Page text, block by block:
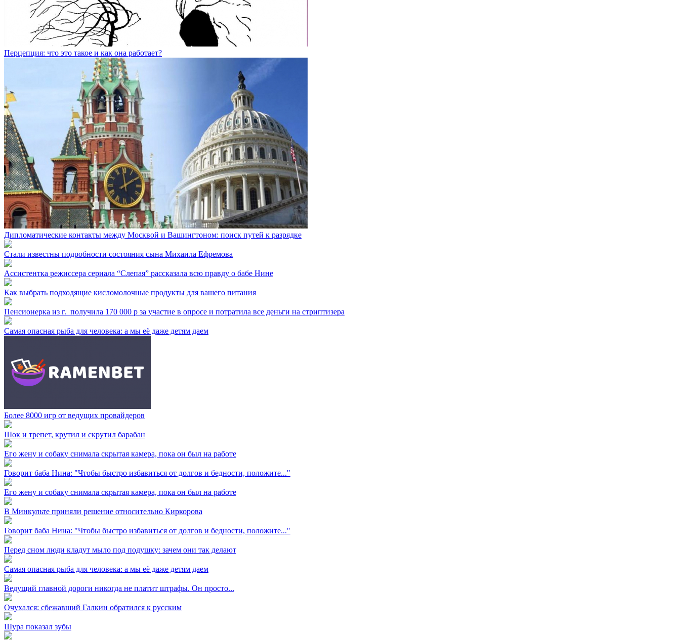
Перцепция: что это такое и как она работает?
Дипломатические контакты между Москвой и Вашингтоном: поиск путей к разрядке
Стали известны подробности состояния сына Михаила Ефремова
Ассистентка режиссера сериала “Слепая” рассказала всю правду о бабе Нине
Как выбрать подходящие кисломолочные продукты для вашего питания
Пенсионерка из г. ⁣ получила 170 000 р за участие в опросе и потратила все деньги на стриптизера
Самая опасная рыба для человека: а мы её даже детям даем
Более 8000 игр от ведущих провайдеров
Шок и трепет, крутил и скрутил барабан
Его жену и собаку снимала скрытая камера, пока он был на работе
Говорит баба Нина: "Чтобы быстро избавиться от долгов и бедности, положите..."
Его жену и собаку снимала скрытая камера, пока он был на работе
В Минкульте приняли решение относительно Киркорова
Говорит баба Нина: "Чтобы быстро избавиться от долгов и бедности, положите..."
Перед сном люди кладут мыло под подушку: зачем они так делают
Самая опасная рыба для человека: а мы её даже детям даем
Ведущий главной дороги никогда не платит штрафы. Он просто...
Очухался: сбежавший Галкин обратился к русским
Шура показал зубы